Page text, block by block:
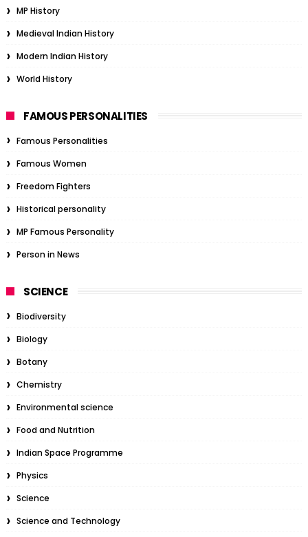
MP History
Medieval Indian History
Modern Indian History
World History
FAMOUS PERSONALITIES
Famous Personalities
Famous Women
Freedom Fighters
Historical personality
MP Famous Personality
Person in News
SCIENCE
Biodiversity
Biology
Botany
Chemistry
Environmental science
Food and Nutrition
Indian Space Programme
Physics
Science
Science and Technology